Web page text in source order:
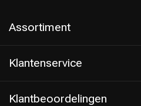
Assortiment
Klantenservice
Klantbeoordelingen